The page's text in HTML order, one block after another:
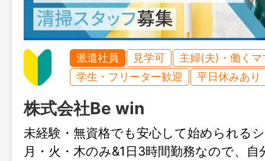
派遣社員 見学可
主婦(夫)・働くマ
学生・フリーター歓迎
平日休みあり
株式会社Be win
未経験・無資格でも安心して始められる
月・火・木のみ&1日3時間勤務なので、自